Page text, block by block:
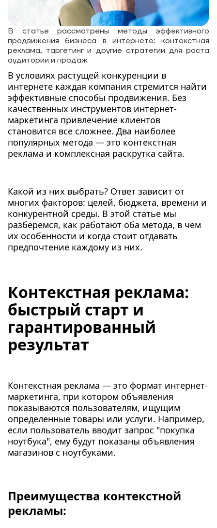
В статье рассмотрены методы эффективного
продвижения бизнеса в интернете: контекстная
реклама, таргетинг и другие стратегии для роста
аудитории и продаж
В условиях растущей конкуренции в
интернете каждая компания стремится найти
эффективные способы продвижения. Без
качественных инструментов интернет-
маркетинга привлечение клиентов
становится все сложнее. Два наиболее
популярных метода — это контекстная
реклама и комплексная раскрутка сайта.
Какой из них выбрать? Ответ зависит от
многих факторов: целей, бюджета, времени и
конкурентной среды. В этой статье мы
разберемся, как работают оба метода, в чем
их особенности и когда стоит отдавать
предпочтение каждому из них.
Контекстная реклама:
быстрый старт и
гарантированный
результат
Контекстная реклама — это формат интернет-
маркетинга, при котором объявления
показываются пользователям, ищущим
определенные товары или услуги. Например,
если пользователь вводит запрос "покупка
ноутбука", ему будут показаны объявления
магазинов с ноутбуками.
Преимущества контекстной
рекламы: